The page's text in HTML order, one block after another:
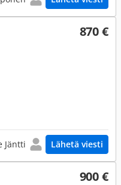
870 €
Jäntti Lähetä viesti
900 €